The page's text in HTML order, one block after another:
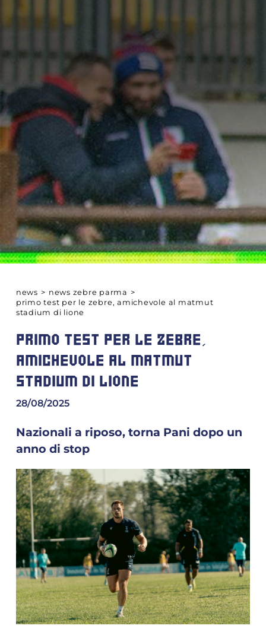
news > news zebre parma >
primo test per le zebre, amichevole al matmut
stadium di lione
PRIMO TEST PER LE ZEBRE,
AMICHEVOLE AL MATMUT
STADIUM DI LIONE
28/08/2025
Nazionali a riposo, torna Pani dopo un
anno di stop